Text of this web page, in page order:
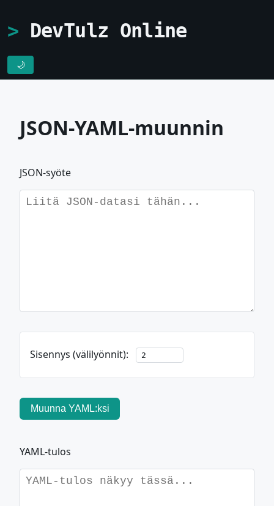
DevTulz Online
🌙
JSON-YAML-muunnin
JSON-syöte
Sisennys (välilyönnit):
Muunna YAML:ksi
YAML-tulos